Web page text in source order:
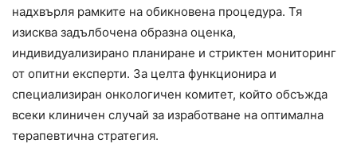
надхвърля рамките на обикновена процедура. Тя
изисква задълбочена образна оценка,
индивидуализирано планиране и стриктен мониторинг
от опитни експерти. За целта функционира и
специализиран онкологичен комитет, който обсъжда
всеки клиничен случай за изработване на оптимална
терапевтична стратегия.